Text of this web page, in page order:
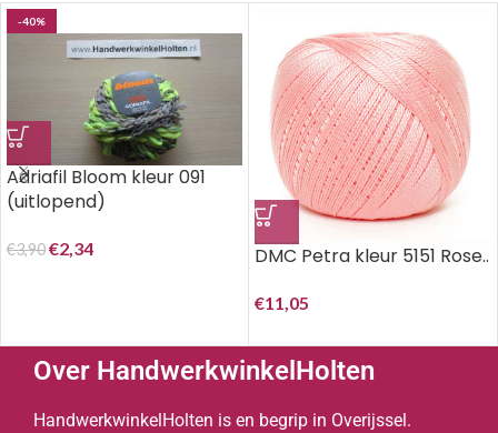
-40%
Adriafil Bloom kleur 091
(uitlopend)
€3,90€2,34 DMC Petra kleur 5151 Rose..
€11,05
Over HandwerkwinkelHolten
HandwerkwinkelHolten is en begrip in Overijssel.